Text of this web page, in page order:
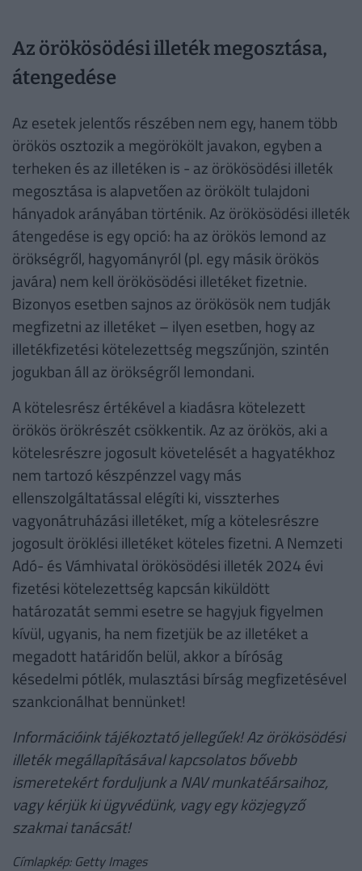
Az örökösödési illeték megosztása,
átengedése
Az esetek jelentős részében nem egy, hanem több
örökös osztozik a megörökölt javakon, egyben a
terheken és az illetéken is - az örökösödési illeték
megosztása is alapvetően az örökölt tulajdoni
hányadok arányában történik. Az örökösödési illeték
átengedése is egy opció: ha az örökös lemond az
örökségről, hagyományról (pl. egy másik örökös
javára) nem kell örökösödési illetéket fizetnie.
Bizonyos esetben sajnos az örökösök nem tudják
megfizetni az illetéket – ilyen esetben, hogy az
illetékfizetési kötelezettség megszűnjön, szintén
jogukban áll az örökségről lemondani.
A kötelesrész értékével a kiadásra kötelezett
örökös örökrészét csökkentik. Az az örökös, aki a
kötelesrészre jogosult követelését a hagyatékhoz
nem tartozó készpénzzel vagy más
ellenszolgáltatással elégíti ki, visszterhes
vagyonátruházási illetéket, míg a kötelesrészre
jogosult öröklési illetéket köteles fizetni. A Nemzeti
Adó- és Vámhivatal örökösödési illeték 2024 évi
fizetési kötelezettség kapcsán kiküldött
határozatát semmi esetre se hagyjuk figyelmen
kívül, ugyanis, ha nem fizetjük be az illetéket a
megadott határidőn belül, akkor a bíróság
késedelmi pótlék, mulasztási bírság megfizetésével
szankcionálhat bennünket!
Információink tájékoztató jellegűek! Az örökösödési
illeték megállapításával kapcsolatos bővebb
ismeretekért forduljunk a NAV munkatéársaihoz,
vagy kérjük ki ügyvédünk, vagy egy közjegyző
szakmai tanácsát!
Címlapkép: Getty Images